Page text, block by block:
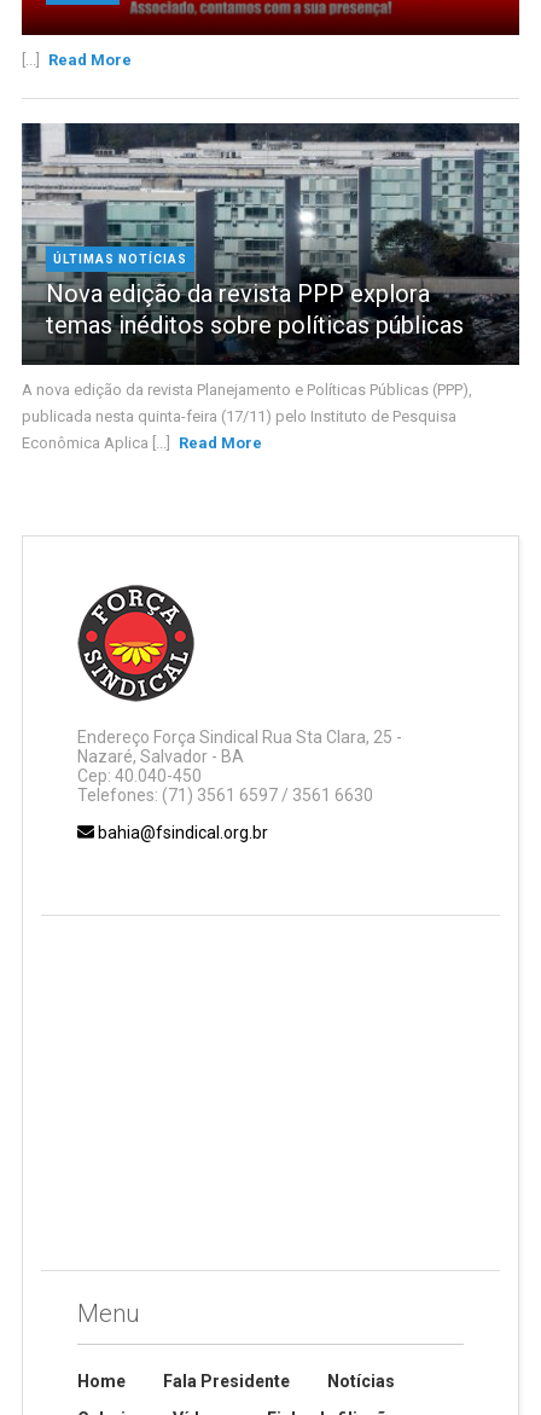
[...] Read More
ÚLTIMAS NOTÍCIAS
Nova edição da revista PPP explora
temas inéditos sobre políticas públicas
A nova edição da revista Planejamento e Políticas Públicas (PPP),
publicada nesta quinta-feira (17/11) pelo Instituto de Pesquisa
Econômica Aplica [...]
Read More
Endereço Força Sindical Rua Sta Clara, 25 -
Nazaré, Salvador - BA
Cep: 40.040-450
Telefones: (71) 3561 6597 / 3561 6630
bahia@fsindical.org.br
Menu
Home Fala Presidente
Notícias